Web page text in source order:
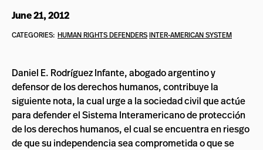
June 21, 2012
CATEGORIES: HUMAN RIGHTS DEFENDERSINTER-AMERICAN SYSTEM
Daniel E. Rodríguez Infante, abogado argentino y
defensor de los derechos humanos, contribuye la
siguiente nota, la cual urge a la sociedad civil que actúe
para defender el Sistema Interamericano de protección
de los derechos humanos, el cual se encuentra en riesgo
de que su independencia sea comprometida o que se